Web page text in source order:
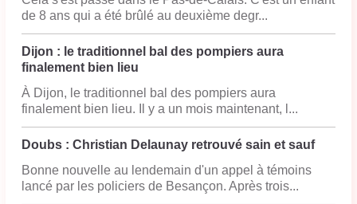
de 8 ans qui a été brûlé au deuxième degr...
Dijon : le traditionnel bal des pompiers aura
finalement bien lieu
À Dijon, le traditionnel bal des pompiers aura
finalement bien lieu. Il y a un mois maintenant, l...
Doubs : Christian Delaunay retrouvé sain et sauf
Bonne nouvelle au lendemain d'un appel à témoins
lancé par les policiers de Besançon. Après trois...